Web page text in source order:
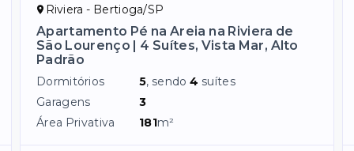
Riviera - Bertioga/SP
Apartamento Pé na Areia na Riviera de
São Lourenço | 4 Suítes, Vista Mar, Alto
Padrão
Dormitórios 5, sendo4 suítes
Garagens
3
Área Privativa
181m²